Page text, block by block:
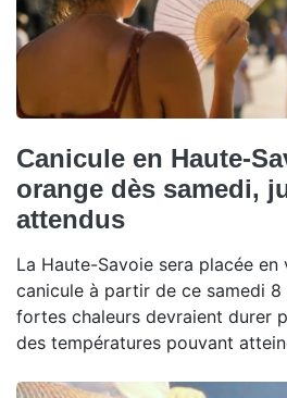
Canicule en Haute-
orange dès samedi,
attendus
La Haute-Savoie sera placée
canicule à partir de ce samedi 8
fortes chaleurs devraient durer
des températures pouvant